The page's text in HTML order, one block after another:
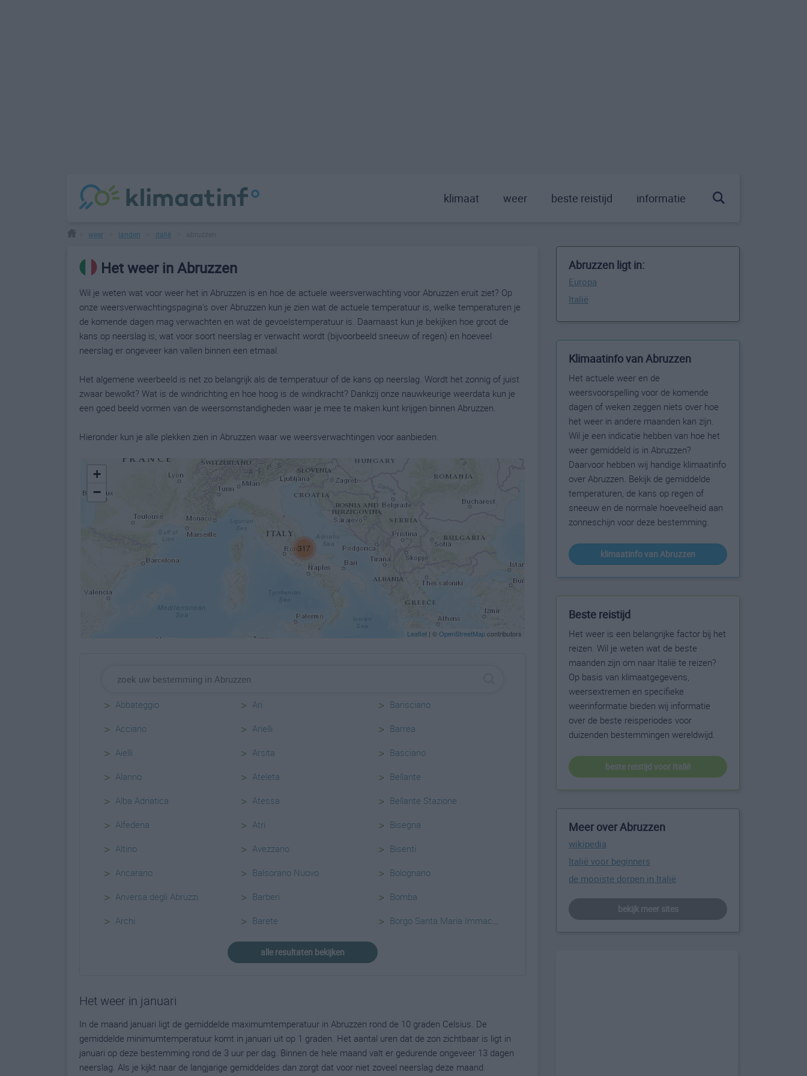
klimaat weer beste reistijd informatie
weer landen italië
Het weer in Abruzzen
Wil je weten wat voor weer het in Abruzzen is en hoe de actuele weersverwachting voor Abruzzen eruit ziet? Op
onze weersverwachtingspagina's over Abruzzen kun je zien wat de actuele temperatuur is, welke temperaturen je
de komende dagen mag verwachten en wat de gevoelstemperatuur is. Daarnaast kun je bekijken hoe groot de
kans op neerslag is, wat voor soort neerslag er verwacht wordt (bijvoorbeeld sneeuw of regen) en hoeveel
neerslag er ongeveer kan vallen binnen een etmaal.
Het algemene weerbeeld is net zo belangrijk als de temperatuur of de kans op neerslag. Wordt het zonnig of juist
zwaar bewolkt? Wat is de windrichting en hoe hoog is de windkracht? Dankzij onze nauwkeurige weerdata kun je
een goed beeld vormen van de weersomstandigheden waar je mee te maken kunt krijgen binnen Abruzzen.
Hieronder kun je alle plekken zien in Abruzzen waar we weersverwachtingen voor aanbieden.
317
+
−
Leaflet | ©OpenStreetMapcontributors
> Abbateggio
> Acciano
> Aielli
> Alanno
> Alba Adriatica
> Alfedena
> Altino
> Ancarano
> Anversa degli Abruzzi
> Archi
> Ari
> Arielli
> Arsita
> Ateleta
> Atessa
> Atri
> Avezzano
> Balsorano Nuovo
> Barberi
> Barete
> Barisciano
> Barrea
> Basciano
> Bellante
> Bellante Stazione
> Bisegna
> Bisenti
> Bolognano
> Bomba
> Borgo Santa Maria Immacolata
alle resultaten bekijken
Het weer in januari
In de maand januari ligt de gemiddelde maximumtemperatuur in Abruzzen rond de 10 graden Celsius. De
gemiddelde minimumtemperatuur komt in januari uit op 1 graden. Het aantal uren dat de zon zichtbaar is ligt in
januari op deze bestemming rond de 3 uur per dag. Binnen de hele maand valt er gedurende ongeveer 13 dagen
neerslag. Als je kijkt naar de langjarige gemiddeldes dan zorgt dat voor niet zoveel neerslag deze maand.
Abruzzen ligt in:
Europa
Italië
Klimaatinfo van Abruzzen
Het actuele weer en de
weersvoorspelling voor de komende
dagen of weken zeggen niets over hoe
het weer in andere maanden kan zijn.
Wil je een indicatie hebben van hoe het
weer gemiddeld is in Abruzzen?
Daarvoor hebben wij handige klimaatinfo
over Abruzzen. Bekijk de gemiddelde
temperaturen, de kans op regen of
sneeuw en de normale hoeveelheid aan
zonneschijn voor deze bestemming.
klimaatinfo van Abruzzen
Beste reistijd
Het weer is een belangrijke factor bij het
reizen. Wil je weten wat de beste
maanden zijn om naar Italië te reizen?
Op basis van klimaatgegevens,
weersextremen en specifieke
weerinformatie bieden wij informatie
over de beste reisperiodes voor
duizenden bestemmingen wereldwijd.
beste reistijd voor Italië
Meer over Abruzzen
wikipedia
Italië voor beginners
de mooiste dorpen in Italië
bekijk meer sites